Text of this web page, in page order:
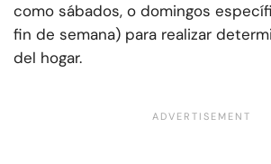
como sábados, o domingos
fin de semana) para realizar
del hogar.